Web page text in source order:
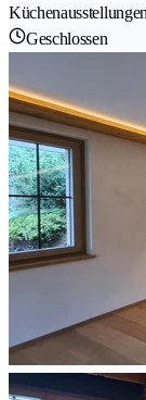
Geschlossen